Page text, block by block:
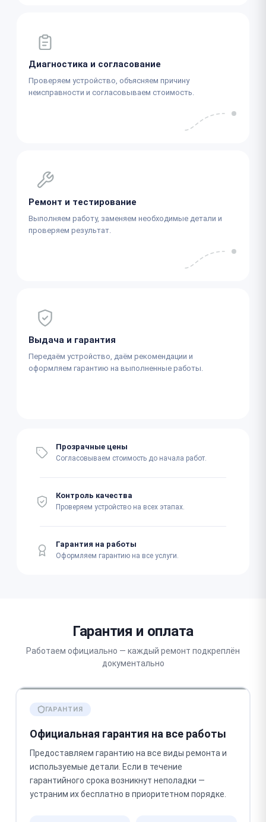
Диагностика и согласование
Проверяем устройство, объясняем причину
неисправности и согласовываем стоимость.
Ремонт и тестирование
Выполняем работу, заменяем необходимые детали и
проверяем результат.
Выдача и гарантия
Передаём устройство, даём рекомендации и
оформляем гарантию на выполненные работы.
Прозрачные цены
Согласовываем стоимость до начала работ.
Контроль качества
Проверяем устройство на всех этапах.
Гарантия на работы
Оформляем гарантию на все услуги.
Гарантия и оплата
Работаем официально — каждый ремонт подкреплён
документально
ГАРАНТИЯ
Официальная гарантия на все работы
Предоставляем гарантию на все виды ремонта и
используемые детали. Если в течение
гарантийного срока возникнут неполадки —
устраним их бесплатно в приоритетном порядке.